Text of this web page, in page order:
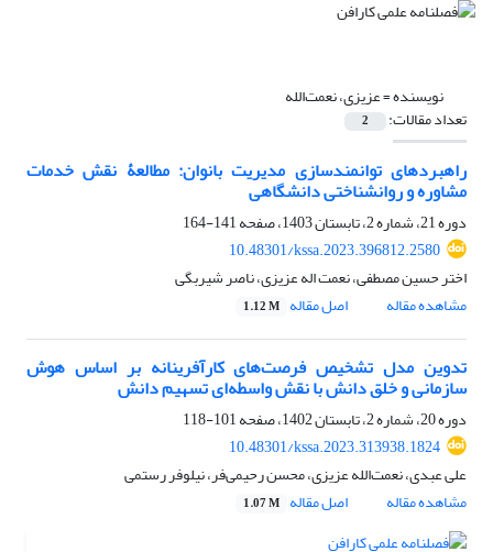
نویسنده =عزیزی، نعمت‌الله
تعداد مقالات: 2
راهبردهای توانمندسازی مدیریت بانوان: مطالعۀ نقش خدمات
مشاوره و روانشناختی دانشگاهی
دوره 21، شماره 2، تابستان 1403، صفحه
141-164
10.48301/kssa.2023.396812.2580
اختر حسین مصطفی، نعمت اله عزیزی، ناصر شیربگی
مشاهده مقاله
اصل مقاله 1.12 M
تدوین مدل تشخیص فرصت‌های کارآفرینانه بر اساس هوش
سازمانی و خلق دانش با نقش واسطه‌‌ای تسهیم دانش
دوره 20، شماره 2، تابستان 1402، صفحه
101-118
10.48301/kssa.2023.313938.1824
علی عبدی، نعمت‌الله عزیزی، محسن رحیمی‌فر، نیلوفر رستمی
مشاهده مقاله
اصل مقاله 1.07 M